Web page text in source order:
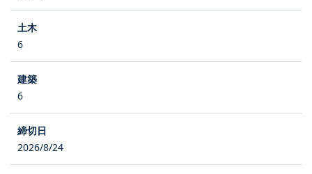
6
6
2026/8/24